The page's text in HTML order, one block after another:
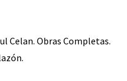
Celan. Obras Completas.